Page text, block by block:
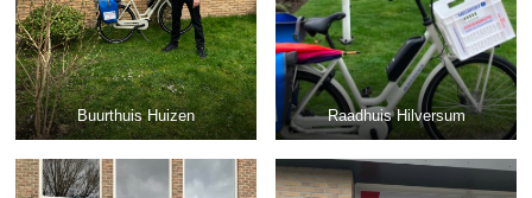
Buurthuis Huizen Raadhuis Hilversum